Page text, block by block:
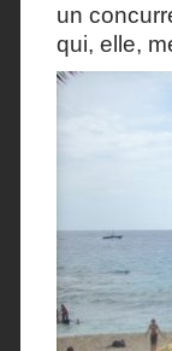
un
qui, elle,